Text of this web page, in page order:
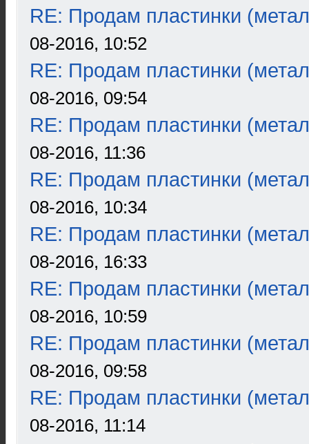
RE: Продам пластинки
08-2016, 10:52
RE: Продам пластинки
08-2016, 09:54
RE: Продам пластинки
08-2016, 11:36
RE: Продам пластинки
08-2016, 10:34
RE: Продам пластинки
08-2016, 16:33
RE: Продам пластинки
08-2016, 10:59
RE: Продам пластинки
08-2016, 09:58
RE: Продам пластинки
08-2016, 11:14